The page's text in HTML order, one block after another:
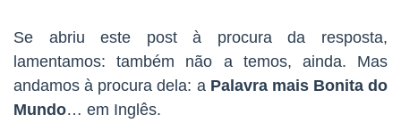
Se abriu este post à procura da resposta,
lamentamos: também não a temos, ainda. Mas
andamos à procura dela: a Palavra mais Bonita do
Mundo… em Inglês.